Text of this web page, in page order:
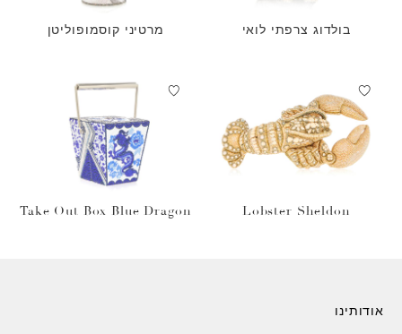
בולדוג צרפתי לואי מרטיני קוסמופוליטן
Lobster Sheldon
Take Out Box Blue Dragon
אודותינו